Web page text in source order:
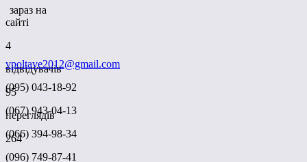
зараз на
сайті
4
відвідувачів
95
переглядів
264
vpoltave2012@gmail.com
(095) 043-18-92
(067) 943-04-13
(066) 394-98-34
(096) 749-87-41